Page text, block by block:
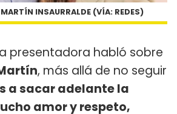
INSAURRALDE (VÍA: REDES)
presentadora habló sobre
, más allá de no seguir
a sacar adelante la
amor y respeto,